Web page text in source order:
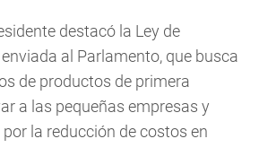
destacó la Ley de
al Parlamento, que busca
de productos de primera
a las pequeñas empresas y
la reducción de costos en